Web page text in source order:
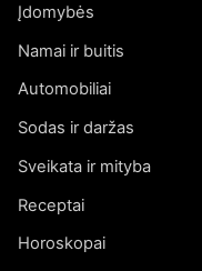
Įdomybės
Namai ir buitis
Automobiliai
Sodas ir daržas
Sveikata ir mityba
Receptai
Horoskopai